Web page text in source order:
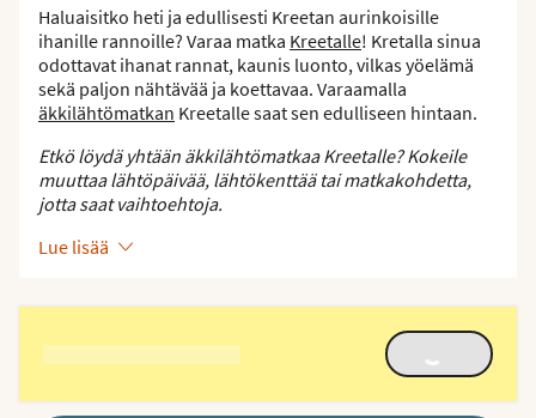
Haluaisitko heti ja edullisesti Kreetan aurinkoisille
ihanille rannoille? Varaa matka Kreetalle! Kretalla sinua
odottavat ihanat rannat, kaunis luonto, vilkas yöelämä
sekä paljon nähtävää ja koettavaa. Varaamalla
äkkilähtömatkan Kreetalle saat sen edulliseen hintaan.
Etkö löydä yhtään äkkilähtömatkaa Kreetalle? Kokeile
muuttaa lähtöpäivää, lähtökenttää tai matkakohdetta,
jotta saat vaihtoehtoja.
Lue lisää